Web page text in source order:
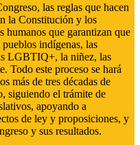
las reglas que hacen
la Constitución y los
humanos que garantizan que
indígenas, las
LGBTIQ+, la niñez, las
Todo este proceso se hará
más de tres décadas de
siguiendo el trámite de
apoyando a
de ley y proposiciones, y
y sus resultados.